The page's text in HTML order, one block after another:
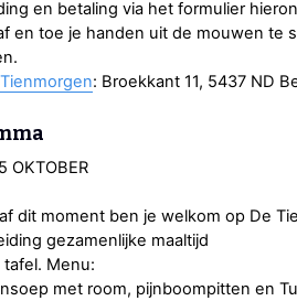
en betaling via het formulier
en toe je handen uit de mouwen te
: Broekkant 11, 5437 ND
OKTOBER
dit moment ben je welkom op De
gezamenlijke maaltijd
tafel. Menu:
met room, pijnboompitten en